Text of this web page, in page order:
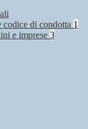
codice di condotta 1
e imprese 3